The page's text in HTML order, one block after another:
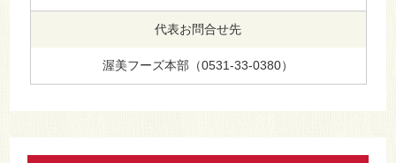
代表お問合せ先
渥美フーズ本部（0531-33-0380）